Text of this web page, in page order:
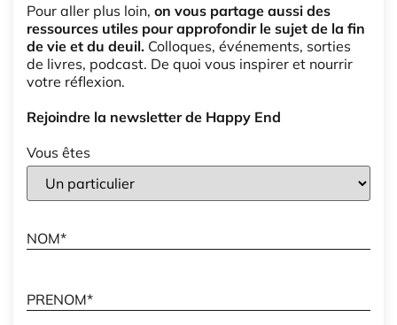
Pour aller plus loin, on vous partage aussi des
ressources utiles pour approfondir le sujet de la fin
de vie et du deuil. Colloques, événements, sorties
de livres, podcast. De quoi vous inspirer et nourrir
votre réflexion.
Rejoindre la newsletter de Happy End
Vous êtes